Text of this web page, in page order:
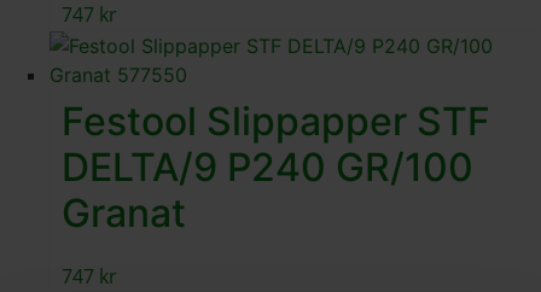
747 kr
Festool Slippapper STF
DELTA/9 P240 GR/100
Granat
747 kr